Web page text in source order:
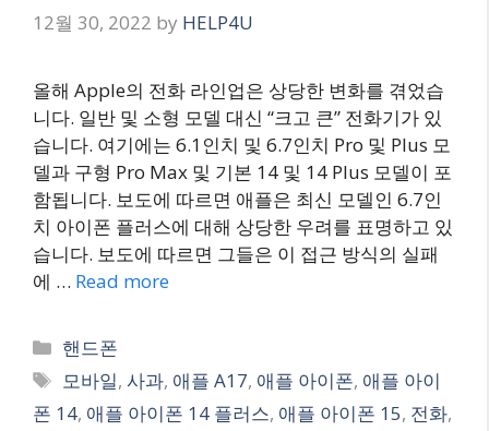
12월 30, 2022 by HELP4U
올해 Apple의 전화 라인업은 상당한 변화를 겪었습
니다. 일반 및 소형 모델 대신 “크고 큰” 전화기가 있
습니다. 여기에는 6.1인치 및 6.7인치 Pro 및 Plus 모
델과 구형 Pro Max 및 기본 14 및 14 Plus 모델이 포
함됩니다. 보도에 따르면 애플은 최신 모델인 6.7인
치 아이폰 플러스에 대해 상당한 우려를 표명하고 있
습니다. 보도에 따르면 그들은 이 접근 방식의 실패
에 … Read more
Categories
핸드폰
Tags
모바일,사과, 애플 A17, 애플 아이폰, 애플 아이
폰 14, 애플 아이폰 14 플러스, 애플 아이폰 15, 전화,